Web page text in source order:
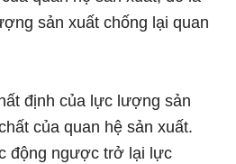
sản xuất chống lại quan
định của lực lượng sản
của quan hệ sản xuất.
động ngược trở lại lực